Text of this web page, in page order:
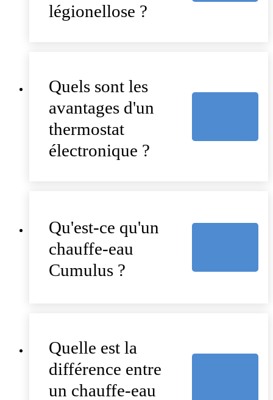
légionellose ?
Quels sont les
avantages d'un
thermostat
électronique ?
Qu'est-ce qu'un
chauffe-eau
Cumulus ?
Quelle est la
différence entre
un chauffe-eau